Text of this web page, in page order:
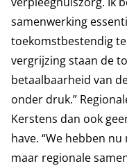
samenwerking
toekomstbestendig
vergrijzing staan de
betaalbaarheid van
onder druk.”
Kerstens dan ook
have. “We hebben
maar regionale